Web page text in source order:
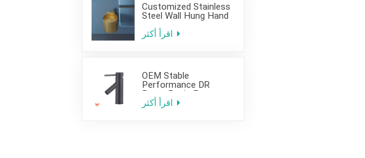
Customized Stainless
Steel Wall Hung Hand
Bathroom
OEM Stable
Performance DR
Brass Basin Faucet
For Home Hotel Grade